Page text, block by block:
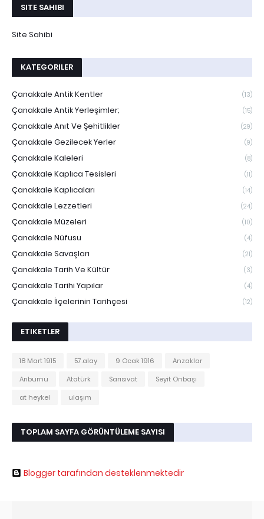
SITE SAHIBI
Site Sahibi
KATEGORILER
Çanakkale Antik Kentler (13)
Çanakkale Antik Yerleşimler; (15)
Çanakkale Anıt Ve Şehitlikler (29)
Çanakkale Gezilecek Yerler (9)
Çanakkale Kaleleri (8)
Çanakkale Kaplıca Tesisleri (11)
Çanakkale Kaplıcaları (14)
Çanakkale Lezzetleri (24)
Çanakkale Müzeleri (10)
Çanakkale Nüfusu (4)
Çanakkale Savaşları (21)
Çanakkale Tarih Ve Kültür (3)
Çanakkale Tarihi Yapılar (4)
Çanakkale İlçelerinin Tarihçesi (12)
ETIKETLER
18 Mart 1915 57.alay 9 Ocak 1916
Anzaklar
Arıburnu
Atatürk Sarısıvat
Seyit Onbaşı
at heykel
ulaşım
TOPLAM SAYFA GÖRÜNTÜLEME SAYISI
Blogger tarafından desteklenmektedir